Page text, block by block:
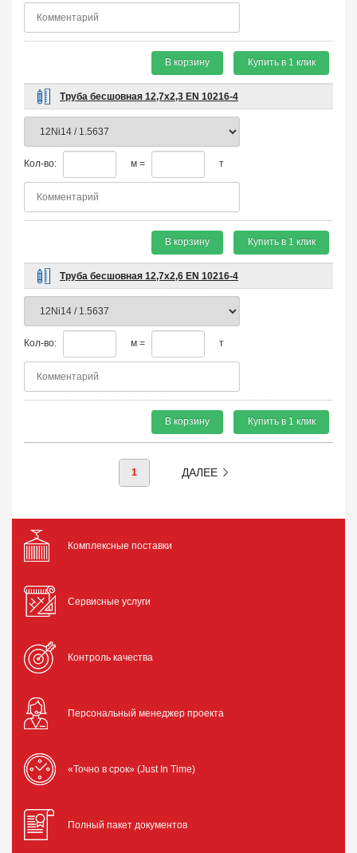
В корзину Купить в 1 клик
Труба бесшовная 12,7х2,3 EN 10216-4
Кол-во: м = т
В корзину Купить в 1 клик
Труба бесшовная 12,7х2,6 EN 10216-4
Кол-во: м = т
В корзину Купить в 1 клик
1 ДАЛЕЕ
Комплексные поставки
Сервисные услуги
Контроль качества
Персональный менеджер проекта
«Точно в срок» (Just In Time)
Полный пакет документов